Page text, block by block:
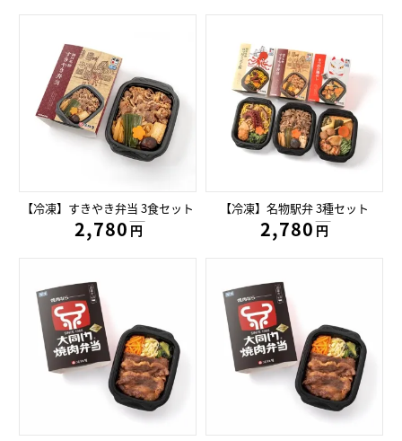
【冷凍】すきやき弁当 3食セット
2,780円
円
【冷凍】名物駅弁 3種セット
2,780円
円